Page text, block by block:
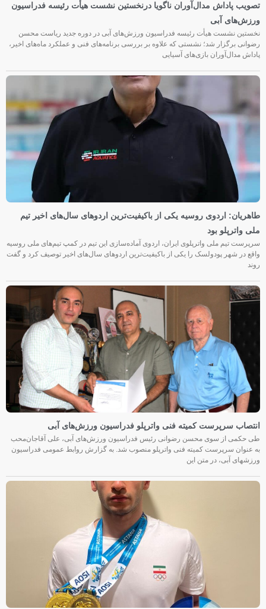
تصویب پاداش مدال‌آوران ناگویا درنخستین نشست هیأت رئیسه فدراسیون
ورزش‌های آبی
نخستین نشست هیأت رئیسه فدراسیون ورزش‌های آبی در دوره جدید ریاست محسن
رضوانی برگزار شد؛ نشستی که علاوه بر بررسی برنامه‌های فنی و عملکرد ماه‌های اخیر،
پاداش مدال‌آوران بازی‌های آسیایی
طاهریان: اردوی روسیه یکی از باکیفیت‌ترین اردوهای سال‌های اخیر تیم
ملی واترپلو بود
سرپرست تیم ملی واترپلوی ایران، اردوی آماده‌سازی این تیم در کمپ تیم‌های ملی روسیه
واقع در شهر پودولسک را یکی از باکیفیت‌ترین اردوهای سال‌های اخیر توصیف کرد و گفت
روند
انتصاب سرپرست کمیته فنی واترپلو فدراسیون ورزش‌های آبی
طی حکمی از سوی محسن رضوانی رئیس فدراسیون ورزش‌های آبی، علی آقاجان‌محب
به عنوان سرپرست کمیته فنی واترپلو منصوب شد. به گزارش روابط عمومی فدراسیون
ورزشهای آبی، در متن این